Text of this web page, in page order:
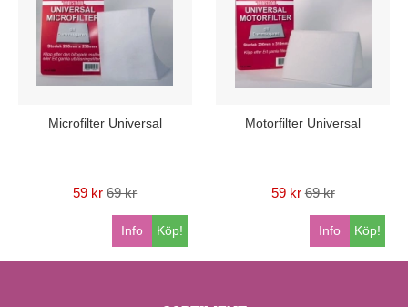
Microfilter Universal
59 kr 69 kr
Köp!
Info
Motorfilter Universal
59 kr 69 kr
Köp!
Info